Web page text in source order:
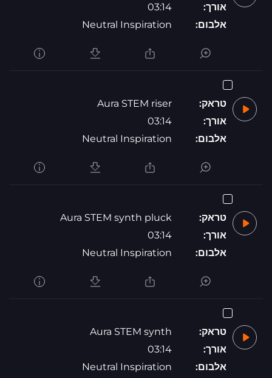
אורך:
03:14
אלבום:
Neutral Inspiration
טראק:
Aura STEM riser
אורך:
03:14
אלבום:
Neutral Inspiration
טראק:
Aura STEM synth pluck
אורך:
03:14
אלבום:
Neutral Inspiration
טראק:
Aura STEM synth
אורך:
03:14
אלבום:
Neutral Inspiration